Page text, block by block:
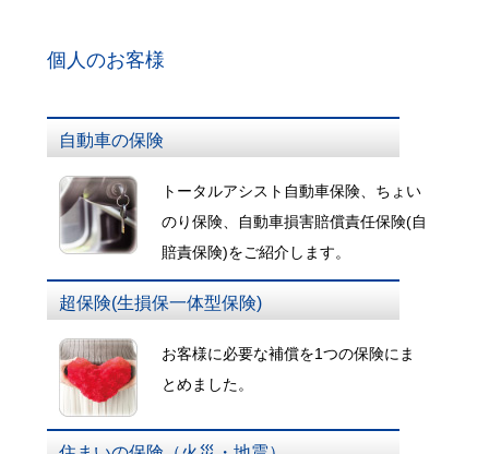
個人のお客様
自動車の保険
トータルアシスト自動車保険、ちょい
のり保険、自動車損害賠償責任保険(自
賠責保険)をご紹介します。
超保険(生損保一体型保険)
お客様に必要な補償を1つの保険にま
とめました。